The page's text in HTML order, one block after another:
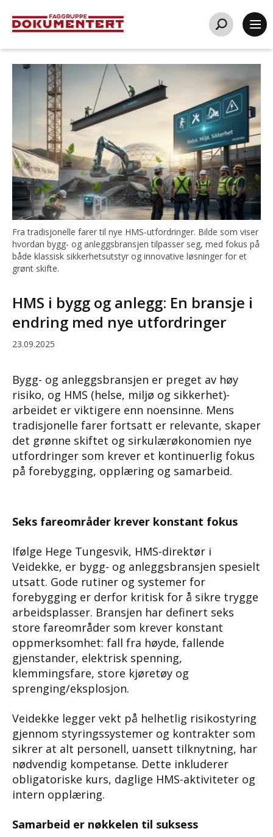
Fra tradisjonelle farer til nye HMS-utfordringer. Bilde som viser
hvordan bygg- og anleggsbransjen tilpasser seg, med fokus på
både klassisk sikkerhetsutstyr og innovative løsninger for et
grønt skifte.
HMS i bygg og anlegg: En bransje i
endring med nye utfordringer
23.09.2025
Bygg- og anleggsbransjen er preget av høy
risiko, og HMS (helse, miljø og sikkerhet)-
arbeidet er viktigere enn noensinne. Mens
tradisjonelle farer fortsatt er relevante, skaper
det grønne skiftet og sirkulærøkonomien nye
utfordringer som krever et kontinuerlig fokus
på forebygging, opplæring og samarbeid.
Seks fareområder krever konstant fokus
Ifølge Hege Tungesvik, HMS-direktør i
Veidekke, er bygg- og anleggsbransjen spesielt
utsatt. Gode rutiner og systemer for
forebygging er derfor kritisk for å sikre trygge
arbeidsplasser. Bransjen har definert seks
store fareområder som krever konstant
oppmerksomhet: fall fra høyde, fallende
gjenstander, elektrisk spenning,
klemmingsfare, store kjøretøy og
sprenging/eksplosjon.
Veidekke legger vekt på helhetlig risikostyring
gjennom styringssystemer og kontrakter som
sikrer at alt personell, uansett tilknytning, har
nødvendig kompetanse. Dette inkluderer
obligatoriske kurs, daglige HMS-aktiviteter og
intern opplæring.
Samarbeid er nøkkelen til suksess